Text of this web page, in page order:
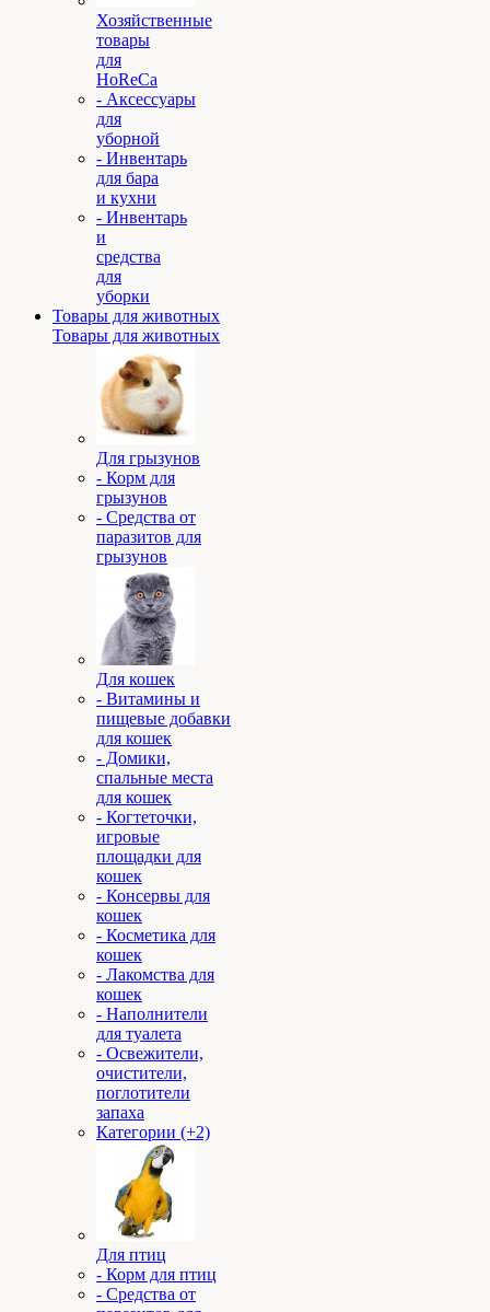
Хозяйственные
товары
для
HoReCa
- Аксессуары
для
уборной
- Инвентарь
для бара
и кухни
- Инвентарь
и
средства
для
уборки
Товары для животных
Товары для животных
Для грызунов
- Корм для
грызунов
- Средства от
паразитов для
грызунов
Для кошек
- Витамины и
пищевые добавки
для кошек
- Домики,
спальные места
для кошек
- Когтеточки,
игровые
площадки для
кошек
- Консервы для
кошек
- Косметика для
кошек
- Лакомства для
кошек
- Наполнители
для туалета
- Освежители,
очистители,
поглотители
запаха
Категории (+2)
Для птиц
- Корм для птиц
- Средства от